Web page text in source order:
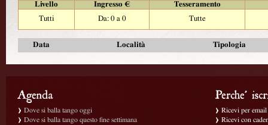
Livello
Ingresso €
Tesseramento
Tutti
Da: 0 a 0 Tutte
Data Località Tipologia
Dove si balla tango oggi
Dove si balla tango questo fine settimana
Ricevi per
Ricevi con